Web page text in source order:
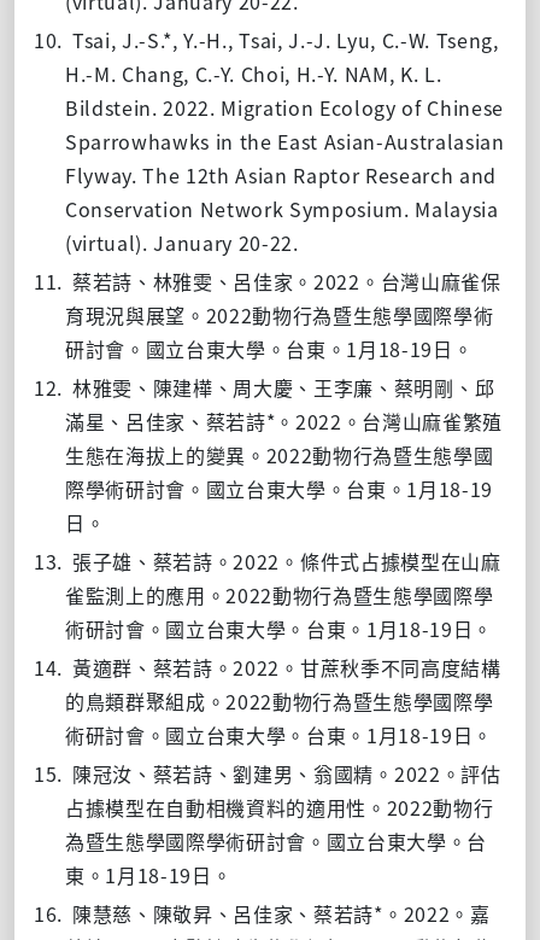
10. Tsai, J.-S.*, Y.-H., Tsai, J.-J. Lyu, C.-W. Tseng,
H.-M. Chang, C.-Y. Choi, H.-Y. NAM, K. L.
Bildstein. 2022. Migration Ecology of Chinese
Sparrowhawks in the East Asian-Australasian
Flyway. The 12th Asian Raptor Research and
Conservation Network Symposium. Malaysia
(virtual). January 20-22.
11. 蔡若詩、林雅雯、呂佳家。2022 。台灣山麻雀保
育現況與展望。 2022動物行為暨生態學國際學術
研討會。國立台東大學。台東。 1 月 18-19 日。
12. 林雅雯、陳建樺、周大慶、王李廉、蔡明剛、邱
滿星、呂佳家、蔡若詩* 。2022 。台灣山麻雀繁殖
生態在海拔上的變異。 2022動物行為暨生態學國
際學術研討會。國立台東大學。台東。 1 月 18-19
日。
13. 張子雄、蔡若詩。2022 。條件式占據模型在山麻
雀監測上的應用。2022動物行為暨生態學國際學
術研討會。國立台東大學。台東。 1 月 18-19 日。
14. 黃適群、蔡若詩。2022 。甘蔗秋季不同高度結構
的鳥類群聚組成。2022動物行為暨生態學國際學
術研討會。國立台東大學。台東。 1 月 18-19 日。
15. 陳冠汝、蔡若詩、劉建男、翁國精。 2022 。評估
占據模型在自動相機資料的適用性。 2022動物行
為暨生態學國際學術研討會。國立台東大學。台
東。 1 月 18-19 日。
16. 陳慧慈、陳敬昇、呂佳家、蔡若詩* 。 2022 。嘉